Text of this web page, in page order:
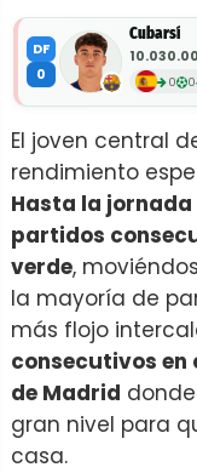
DF
0
Cubarsí
0 0
El joven central
rendimiento
Hasta la jornada
partidos
verde,
la mayoría de
más flojo
consecutivos en
de Madrid
gran nivel para
casa.